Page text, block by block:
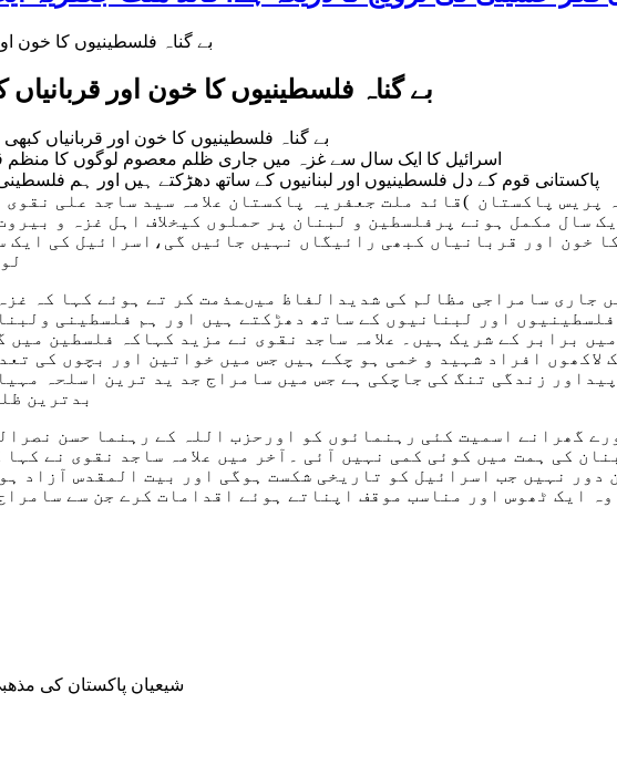
بے گناہ فلسطینیوں کا خون اور
بے گناہ فلسطینیوں کا خون اور قربانیاں
اسرائیل کا ایک سال سے غزہ میں جاری ظلم معصوم لوگوں کا
پاکستانی قوم کے دل فلسطینیوں اور لبنانیوں کے ساتھ دھڑکتے ہیں اور ہم
آباد 6اکتوبر 2024ء ( جعفریہ پریس پاکستان )قائد ملت جعفریہ پاکستان علامہ سید
سال مکمل ہونے پرفلسطین و لبنان پر حملوں کیخلاف اہل غزہ و
خون اور قربانیاں کبھی رائیگاں نہیں جائیں گی،اسرائیل کی ایک
جاری سامراجی مظالم کی شدیدالفاظ میںمذمت کر تے ہوئے کہا کہ
فلسطینیوں اور لبنانیوں کے ساتھ دھڑکتے ہیں اور ہم فلسطینی
برابر کے شریک ہیں۔ علامہ ساجد نقوی نے مزید کہاکہ فلسطین
لاکھوں افراد شہید و خمی ہو چکے ہیں جس میں خواتین اور بچوں کی
زندگی تنگ کی جاچکی ہے جس میں سامراج جد ید ترین اسلحہ
بدترین
گھرانے اسمیت کئی رہنمائوں کو اورحزب اللہ کے رہنما حسن
کی ہمت میں کوئی کمی نہیں آئی ۔آخر میں علامہ ساجد نقوی نے
دور نہیں جب اسرائیل کو تاریخی شکست ہوگی اور بیت المقدس آزاد
ایک ٹھوس اور مناسب موقف اپناتے ہوئے اقدامات کرے جن سے
شیعیان پاکستان کی